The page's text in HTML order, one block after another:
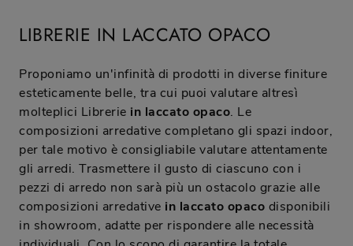
LIBRERIE IN LACCATO OPACO
Proponiamo un'infinità di prodotti in diverse finiture
esteticamente belle, tra cui puoi valutare altresì
molteplici Librerie in laccato opaco. Le
composizioni arredative completano gli spazi indoor,
per tale motivo è consigliabile valutare attentamente
gli arredi. Trasmettere il gusto di ciascuno con i
pezzi di arredo non sarà più un ostacolo grazie alle
composizioni arredative in laccato opaco disponibili
in showroom, adatte per rispondere alle necessità